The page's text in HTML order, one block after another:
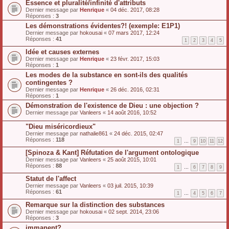
Essence et pluralité/infinité d'attributs
Dernier message par Henrique « 04 déc. 2017, 08:28
Réponses : 3
Les démonstrations évidentes?! (exemple: E1P1)
Dernier message par hokousai « 07 mars 2017, 12:24
Réponses : 41 1 2 3 4 5
Idée et causes externes
Dernier message par Henrique « 23 févr. 2017, 15:03
Réponses : 1
Les modes de la substance en sont-ils des qualités
contingentes ?
Dernier message par Henrique « 26 déc. 2016, 02:31
Réponses : 1
Démonstration de l'existence de Dieu : une objection ?
Dernier message par Vanleers « 14 août 2016, 10:52
"Dieu miséricordieux"
Dernier message par nathalie861 « 24 déc. 2015, 02:47
Réponses : 118 1 … 9 10 11 12
[Spinoza & Kant] Réfutation de l'argument ontologique
Dernier message par Vanleers « 25 août 2015, 10:01
Réponses : 88 1 … 6 7 8 9
Statut de l'affect
Dernier message par Vanleers « 03 juil. 2015, 10:39
Réponses : 61 1 … 4 5 6 7
Remarque sur la distinction des substances
Dernier message par hokousai « 02 sept. 2014, 23:06
Réponses : 3